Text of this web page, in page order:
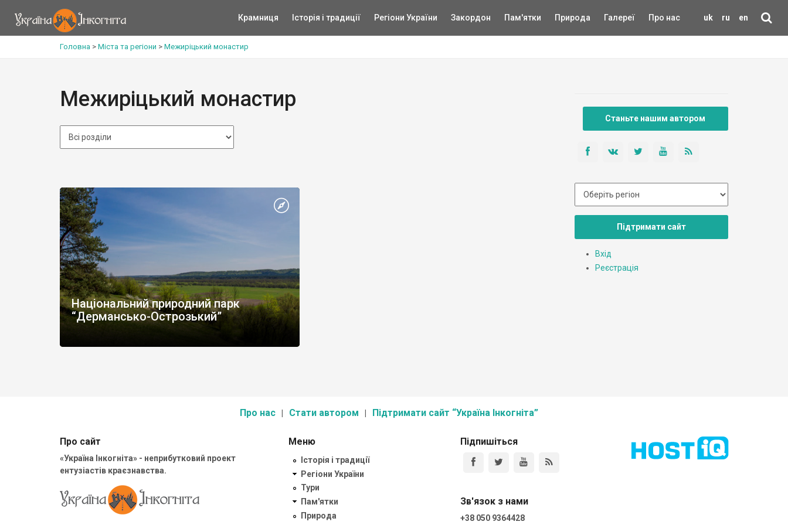
uk ru en
Крамниця Історія і традиції Регіони України Закордон Пам'ятки Природа Галереї Про нас
Головна > Міста та регіони > Межиріцький монастир
Межиріцький монастир
Національний природний парк
“Дермансько-Острозький”
Станьте нашим автором
Підтримати сайт
Вхід
Реєстрація
Про нас Стати автором Підтримати сайт “Україна Інкогніта”
Про сайт
«Україна Інкогніта» - неприбутковий проект
ентузіастів краєзнавства.
Меню
Історія і традиції
Регіони України
Тури
Пам'ятки
Природа
Підпишіться
Зв'язок з нами
+38 050 9364428